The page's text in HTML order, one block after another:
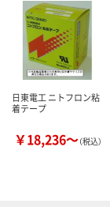
日東電工 ニトフロン粘
着テープ
￥18,236～（税込）